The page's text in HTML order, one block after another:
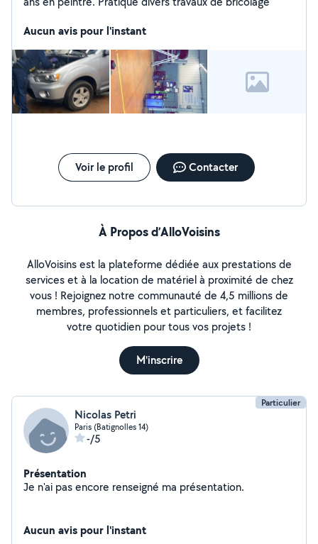
Aucun avis pour l'instant
Voir le profil Contacter
À Propos d’AlloVoisins
AlloVoisins est la plateforme dédiée aux prestations de
services et à la location de matériel à proximité de chez
vous ! Rejoignez notre communauté de 4,5 millions de
membres, professionnels et particuliers, et facilitez
votre quotidien pour tous vos projets !
M'inscrire
Particulier
Nicolas Petri
Paris (Batignolles 14)
-/5
Présentation
Je n'ai pas encore renseigné ma présentation.
Aucun avis pour l'instant